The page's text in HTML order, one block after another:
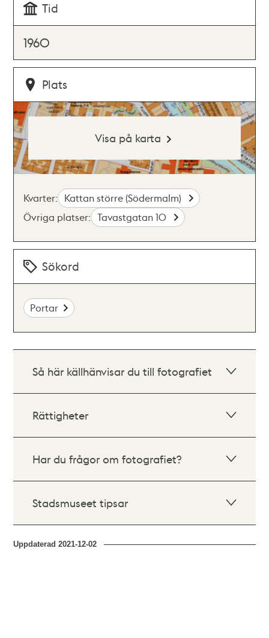
Tid
1960
Plats
Visa på karta
Kvarter: Kattan större (Södermalm)
Övriga platser: Tavastgatan 10
Sökord
Portar
Så här källhänvisar du till fotografiet
Rättigheter
Har du frågor om fotografiet?
Stadsmuseet tipsar
Uppdaterad2021-12-02